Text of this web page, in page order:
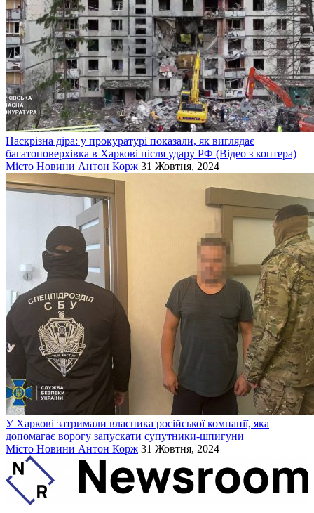
Наскрізна діра: у прокуратурі показали, як виглядає
багатоповерхівка в Харкові після удару РФ (Відео з коптера)
Місто Новини Антон Корж 31 Жовтня, 2024
У Харкові затримали власника російської компанії, яка
допомагає ворогу запускати супутники-шпигуни
Місто Новини Антон Корж 31 Жовтня, 2024